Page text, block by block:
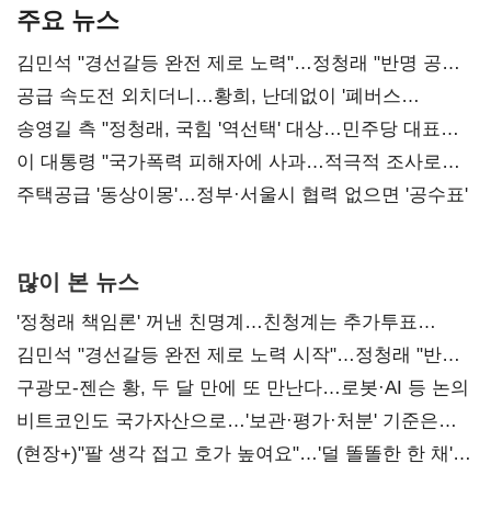
주요 뉴스
김민석 "경선갈등 완전 제로 노력"…정청래 "반명 공세
사과부터"
공급 속도전 외치더니…황희, 난데없이 '폐버스
리모델링' 제안
송영길 측 "정청래, 국힘 '역선택' 대상…민주당 대표로
총선 지휘 못해"
이 대통령 "국가폭력 피해자에 사과…적극적 조사로
진실 밝혀야"
주택공급 '동상이몽'…정부·서울시 협력 없으면 '공수표'
많이 본 뉴스
'정청래 책임론' 꺼낸 친명계…친청계는 추가투표
때리기
김민석 "경선갈등 완전 제로 노력 시작"…정청래 "반명
공세 사과부터"
구광모-젠슨 황, 두 달 만에 또 만난다…로봇·AI 등 논의
비트코인도 국가자산으로…'보관·평가·처분' 기준은
숙제
(현장+)"팔 생각 접고 호가 높여요"…'덜 똘똘한 한 채'